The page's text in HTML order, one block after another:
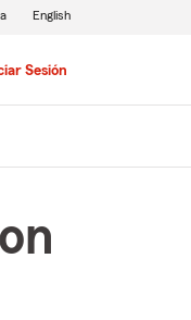
Sesión
English